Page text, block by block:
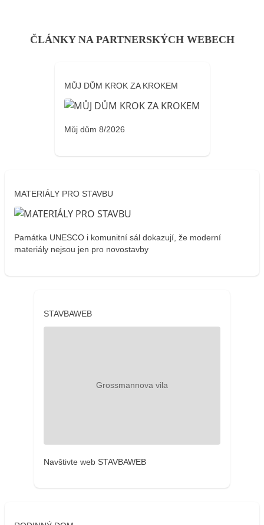
ČLÁNKY NA PARTNERSKÝCH WEBECH
MŮJ DŮM KROK ZA KROKEM
Můj dům 8/2026
MATERIÁLY PRO STAVBU
Památka UNESCO i komunitní sál dokazují, že moderní
materiály nejsou jen pro novostavby
STAVBAWEB
Navštivte web STAVBAWEB